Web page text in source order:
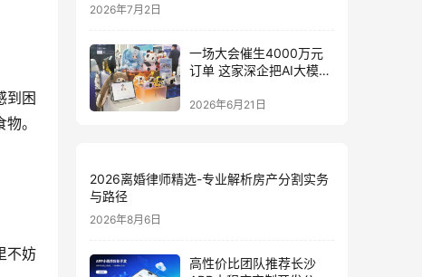
到困
。
不妨
2026年7月2日
一场大会催生4000万元
订单 这家深企把AI大模型
2026年6月21日
2026离婚律师精选-专业解析房产分割实务
与路径
2026年8月6日
高性价比团队推荐长沙